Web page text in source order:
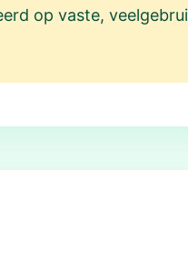
op vaste,